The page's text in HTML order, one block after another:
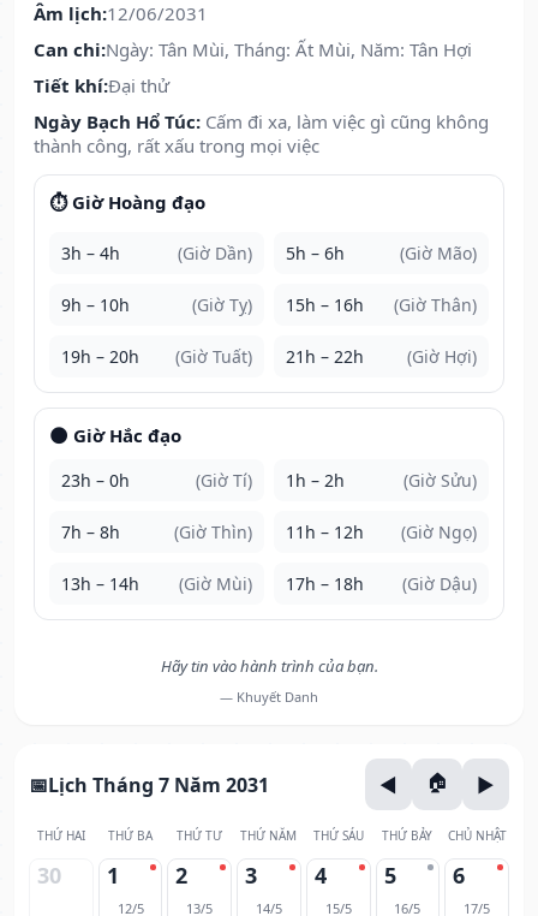
Âm lịch:12/06/2031
Can chi:Ngày: Tân Mùi, Tháng: Ất Mùi, Năm: Tân Hợi
Tiết khí:Đại thử
Ngày Bạch Hổ Túc: Cấm đi xa, làm việc gì cũng không
thành công, rất xấu trong mọi việc
⏱️ Giờ Hoàng đạo
3h – 4h (Giờ Dần) 5h – 6h (Giờ Mão)
9h – 10h (Giờ Tỵ) 15h – 16h (Giờ Thân)
19h – 20h (Giờ Tuất) 21h – 22h (Giờ Hợi)
🌑 Giờ Hắc đạo
23h – 0h (Giờ Tí) 1h – 2h (Giờ Sửu)
7h – 8h (Giờ Thìn) 11h – 12h (Giờ Ngọ)
13h – 14h (Giờ Mùi) 17h – 18h (Giờ Dậu)
Hãy tin vào hành trình của bạn.
— Khuyết Danh
Lịch Tháng 7 Năm 2031
THỨ HAI THỨ BA THỨ TƯ THỨ NĂM THỨ SÁU THỨ BẢY CHỦ NHẬT
30 1
12/5
2
13/5
3
14/5
4
15/5
5
16/5
6
17/5